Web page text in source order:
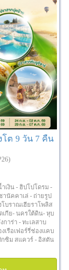
โต 9 วัน 7 คืน
เงิน - ฮิปโปโดรม -
านัคคาเล่ - ถ่ายรูป
โบราณเฮียราโพลิส
เกีย- นครใต้ดิน- หุบ
การ่า - ทะเลสาบ
เรือเฟอร์รี่ช่องแคบ
กซิม สแควร์ - อิสตัน